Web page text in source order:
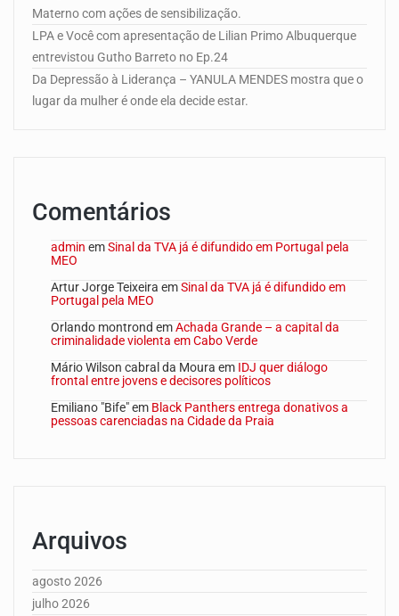
Materno com ações de sensibilização.
LPA e Você com apresentação de Lilian Primo Albuquerque
entrevistou Gutho Barreto no Ep.24
Da Depressão à Liderança – YANULA MENDES mostra que o
lugar da mulher é onde ela decide estar.
Comentários
admin emSinal da TVA já é difundido em Portugal pela
MEO
Artur Jorge Teixeira emSinal da TVA já é difundido em
Portugal pela MEO
Orlando montrond emAchada Grande – a capital da
criminalidade violenta em Cabo Verde
Mário Wilson cabral da Moura em IDJ quer diálogo
frontal entre jovens e decisores políticos
Emiliano "Bife"em Black Panthers entrega donativos a
pessoas carenciadas na Cidade da Praia
Arquivos
agosto 2026
julho 2026